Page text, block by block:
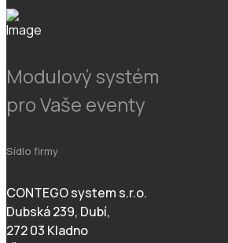
Modulový systém
pro Vaše eventy
Sídlo firmy
CONTEGO system s.r.o.
Dubská 239, Dubí,
272 03 Kladno